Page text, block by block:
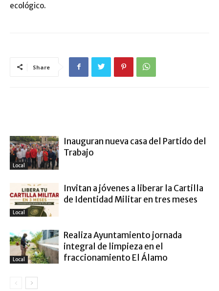
ecológico.
Share
Local
Inauguran nueva casa del Partido del
Trabajo
Local
Invitan a jóvenes a liberar la Cartilla
de Identidad Militar en tres meses
Local
Realiza Ayuntamiento jornada
integral de limpieza en el
fraccionamiento El Álamo